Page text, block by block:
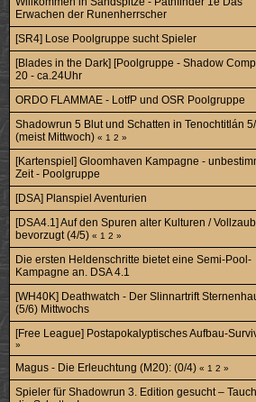
Erwachen der Runenherrscher
[SR4] Lose Poolgruppe sucht Spieler
[Blades in the Dark] [Poolgruppe - Shadow
20 - ca.24Uhr
ORDO FLAMMAE - LotfP und OSR Poolgruppe
Shadowrun 5 Blut und Schatten in Tenochtitlán
(meist Mittwoch) « 1 2 »
[Kartenspiel] Gloomhaven Kampagne -
Zeit - Poolgruppe
[DSA] Planspiel Aventurien
[DSA4.1] Auf den Spuren alter Kulturen /
bevorzugt (4/5) « 1 2 »
Die ersten Heldenschritte bietet eine Semi-Pool-
Kampagne an. DSA 4.1
[WH40K] Deathwatch - Der Slinnartrift
(5/6) Mittwochs
[Free League] Postapokalyptisches Aufbau-
»
Magus - Die Erleuchtung (M20): (0/4) « 1 2 »
Spieler für Shadowrun 3. Edition gesucht –